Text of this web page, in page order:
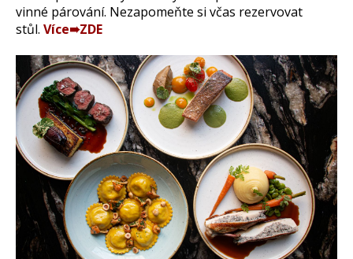
vinné párování. Nezapomeňte si včas rezervovat
stůl. Více➠ZDE